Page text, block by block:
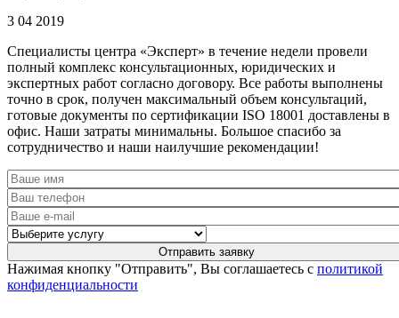
3 04 2019
Специалисты центра «Эксперт» в течение недели провели
полный комплекс консультационных, юридических и
экспертных работ согласно договору. Все работы выполнены
точно в срок, получен максимальный объем консультаций,
готовые документы по сертификации ISO 18001 доставлены в
офис. Наши затраты минимальны. Большое спасибо за
сотрудничество и наши наилучшие рекомендации!
Нажимая кнопку "Отправить", Вы соглашаетесь с политикой
конфиденциальности